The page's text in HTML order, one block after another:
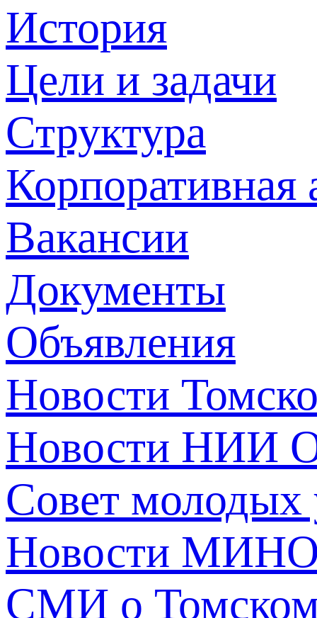
История
Цели и задачи
Структура
Корпоративная
Вакансии
Документы
Объявления
Новости
Новости НИИ
Совет молодых
Новости
СМИ о